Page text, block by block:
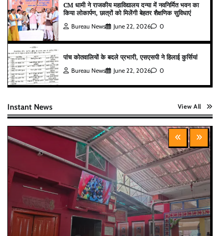
CM धामी ने राजकीय महाविद्यालय दन्या में नवनिर्मित भवन का
किया लोकार्पण, छात्रों को मिलेंगी बेहतर शैक्षणिक सुविधाएं
Bureau News June 22, 2026 0
पांच कोतवालियों के बदले प्रभारी, एसएसपी ने हिलाई कुर्सियां
Bureau News June 22, 2026 0
Instant News View All